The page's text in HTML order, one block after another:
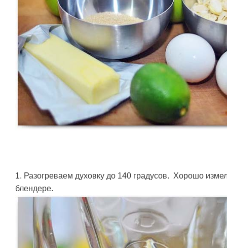
1. Разогреваем духовку до 140 градусов. Хорошо
блендере.